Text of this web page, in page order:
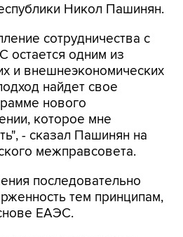
сотрудничества с
и внешнеэкономических
найдет свое
нового
которое мне
- сказал Пашинян на
межправсовета.
последовательно
ЕАЭС.
принципов